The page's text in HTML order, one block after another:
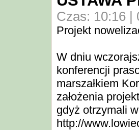
Czas: 10:16 |
Projekt
W dniu
konferencji
marszałkiem
założenia
gdyż otrzymali
http://